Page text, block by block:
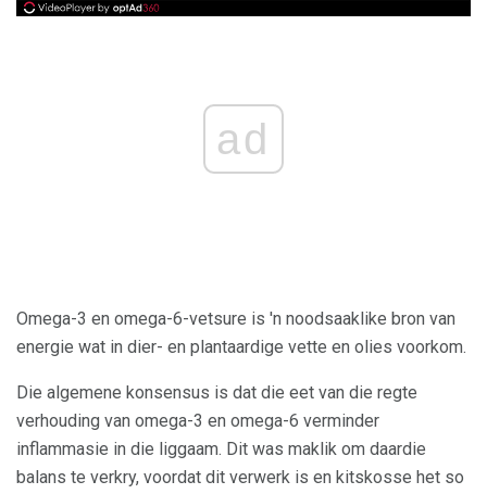
ad
Omega-3 en omega-6-vetsure is 'n noodsaaklike bron van
energie wat in dier- en plantaardige vette en olies voorkom.
Die algemene konsensus is dat die eet van die regte
verhouding van omega-3 en omega-6 verminder
inflammasie in die liggaam. Dit was maklik om daardie
balans te verkry, voordat dit verwerk is en kitskosse het so